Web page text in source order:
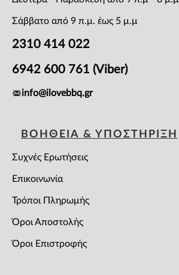
Σάββατο από 9 π.μ. έως 5 μ.μ
2310 414 022
6942 600 761 (Viber)
info@ilovebbq.gr
ΒΟΗΘΕΙΑ & ΥΠΟΣΤΗΡΙΞΗ
Συχνές Ερωτήσεις
Επικοινωνία
Τρόποι Πληρωμής
Όροι Αποστολής
Όροι Επιστροφής